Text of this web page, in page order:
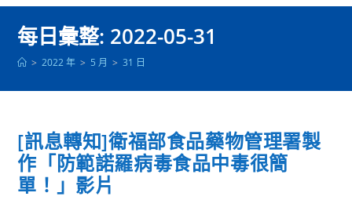
每日彙整: 2022-05-31
> 2022 年 > 5 月 > 31 日
[訊息轉知]衛福部食品藥物管理署製
作「防範諾羅病毒食品中毒很簡
單！」影片